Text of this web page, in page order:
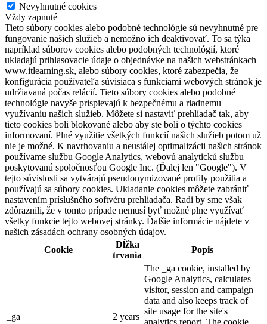
Nevyhnutné cookies
Vždy zapnuté
Tieto súbory cookies alebo podobné technológie sú nevyhnutné pre
fungovanie našich služieb a nemožno ich deaktivovať. To sa týka
napríklad súborov cookies alebo podobných technológií, ktoré
ukladajú prihlasovacie údaje o objednávke na našich webstránkach
www.itlearning.sk, alebo súbory cookies, ktoré zabezpečia, že
konfigurácia používateľa súvisiaca s funkciami webových stránok je
udržiavaná počas relácií. Tieto súbory cookies alebo podobné
technológie navyše prispievajú k bezpečnému a riadnemu
využívaniu našich služieb. Môžete si nastaviť prehliadač tak, aby
tieto cookies boli blokované alebo aby ste boli o týchto cookies
informovaní. Plné využitie všetkých funkcií našich služieb potom už
nie je možné. K navrhovaniu a neustálej optimalizácii našich stránok
používame službu Google Analytics, webovú analytickú službu
poskytovanú spoločnosťou Google Inc. (Ďalej len "Google"). V
tejto súvislosti sa vytvárajú pseudonymizované profily použitia a
používajú sa súbory cookies. Ukladanie cookies môžete zabrániť
nastavením príslušného softvéru prehliadača. Radi by sme však
zdôraznili, že v tomto prípade nemusí byť možné plne využívať
všetky funkcie tejto webovej stránky. Ďalšie informácie nájdete v
našich zásadách ochrany osobných údajov.
Cookie
Dĺžka
trvania
Popis
_ga 2 years
The _ga cookie, installed by
Google Analytics, calculates
visitor, session and campaign
data and also keeps track of
site usage for the site's
analytics report. The cookie